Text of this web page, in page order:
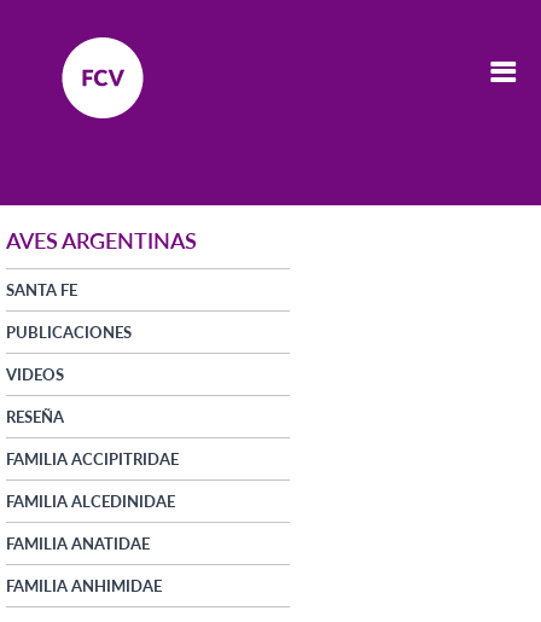
AVES ARGENTINAS
SANTA FE
PUBLICACIONES
VIDEOS
RESEÑA
FAMILIA ACCIPITRIDAE
FAMILIA ALCEDINIDAE
FAMILIA ANATIDAE
FAMILIA ANHIMIDAE